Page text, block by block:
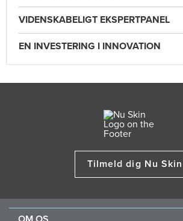
VIDENSKABELIGT EKSPERTPANEL
EN INVESTERING I INNOVATION
Tilmeld dig Nu Skin